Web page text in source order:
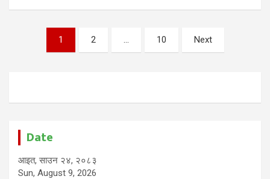
pagination
1 2 … 10 Next
Date
आइत, साउन २४, २०८३
Sun, August 9, 2026